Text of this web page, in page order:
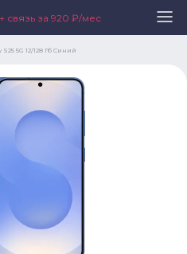
связь за 920 ₽/мес
5G 12/128 Гб Синий